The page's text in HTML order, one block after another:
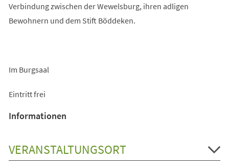
Verbindung zwischen der Wewelsburg, ihren adligen
Bewohnern und dem Stift Böddeken.
Im Burgsaal
Eintritt frei
Informationen
VERANSTALTUNGSORT